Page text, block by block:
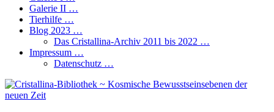
Galerie II …
Tierhilfe …
Blog 2023 …
Das Cristallina-Archiv 2011 bis 2022 …
Impressum …
Datenschutz …